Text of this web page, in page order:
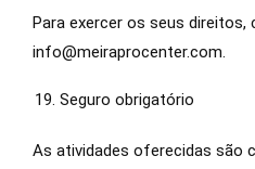
Para exercer os seus
info@meiraprocenter.com.
Seguro obrigatório
As atividades oferecidas são